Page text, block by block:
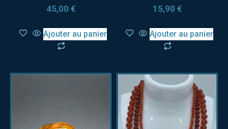
45,00 €
Ajouter au panier
15,90 €
Ajouter au panier